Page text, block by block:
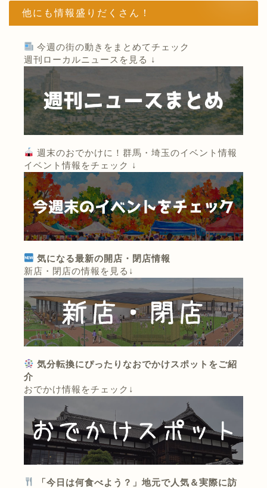
他にも情報盛りだくさん！
今週の街の動きをまとめてチェック
週刊ローカルニュースを見る ↓
週末のおでかけに！群馬・埼玉のイベント情報
イベント情報をチェック ↓
気になる最新の開店・閉店情報
新店・閉店の情報を見る↓
気分転換にぴったりなおでかけスポットをご紹
介
おでかけ情報をチェック↓
「今日は何食べよう？」地元で人気＆実際に訪